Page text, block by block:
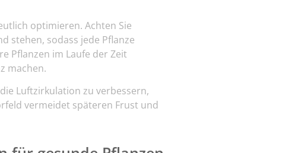
optimieren. Achten Sie
stehen, sodass jede Pflanze
Pflanzen im Laufe der Zeit
machen.
Luftzirkulation zu verbessern,
vermeidet späteren Frust und